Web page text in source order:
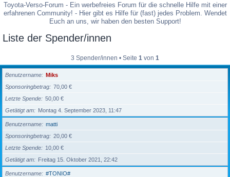
Toyota-Verso-Forum - Ein werbefreies Forum für die schnelle Hilfe mit einer
erfahrenen Community! - Hier gibt es Hilfe für (fast) jedes Problem. Wendet
Euch an uns, wir haben den besten Support!
Liste der Spender/innen
3 Spender/innen • Seite 1 von 1
Benutzername
Miks
Sponsoringbetrag
70,00 €
Letzte Spende
50,00 €
Getätigt am
Montag 4. September 2023, 11:47
Benutzername
matti
Sponsoringbetrag
20,00 €
Letzte Spende
10,00 €
Getätigt am
Freitag 15. Oktober 2021, 22:42
Benutzername
#TONIO#